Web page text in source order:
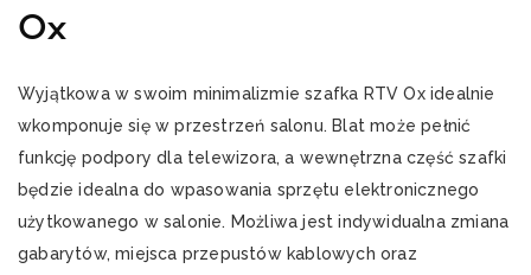
Ox
Wyjątkowa w swoim minimalizmie szafka RTV Ox idealnie
wkomponuje się w przestrzeń salonu. Blat może pełnić
funkcję podpory dla telewizora, a wewnętrzna część szafki
będzie idealna do wpasowania sprzętu elektronicznego
użytkowanego w salonie. Możliwa jest indywidualna zmiana
gabarytów, miejsca przepustów kablowych oraz